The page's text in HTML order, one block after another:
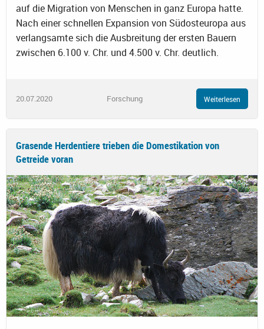
auf die Migration von Menschen in ganz Europa hatte.
Nach einer schnellen Expansion von Südosteuropa aus
verlangsamte sich die Ausbreitung der ersten Bauern
zwischen 6.100 v. Chr. und 4.500 v. Chr. deutlich.
20.07.2020 Forschung Weiterlesen
Grasende Herdentiere trieben die Domestikation von
Getreide voran